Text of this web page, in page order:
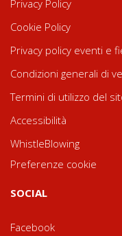
Privacy Policy
Cookie Policy
Privacy policy eventi e
Condizioni generali di
Termini di utilizzo del
Accessibilità
WhistleBlowing
Preferenze cookie
SOCIAL
Facebook